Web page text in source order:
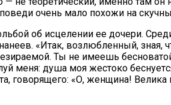
очень ма­ло по­хо­жи на
об ис­це­ле­нии ее до­че­ри.
«Итак, воз­люб­лен­ный,
Ты не име­ешь
ме­ня: ду­ша моя же­сто­ко
«О, жен­щи­на! Ве­ли­ка